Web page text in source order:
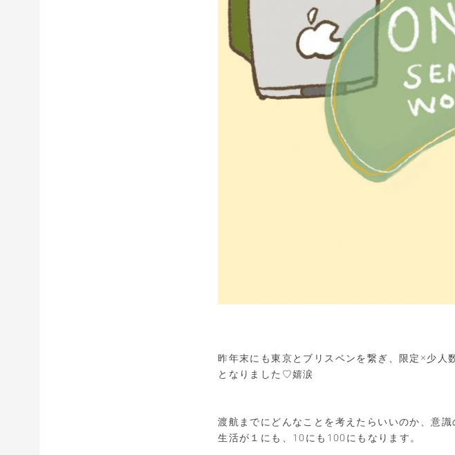
昨年末にも東京とブリスベンを繋ぎ、限定×少人
となりました♡嬉涙
渡航までにどんなことを考えたらいいのか、意
生活が１にも、10にも100にもなります。